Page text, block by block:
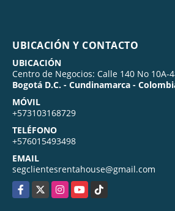
UBICACIÓN Y CONTACTO
UBICACIÓN
Centro de Negocios: Calle 140 No 10A-
Bogotá D.C. - Cundinamarca -
MÓVIL
+573103168729
TELÉFONO
+576015493498
EMAIL
segclientesrentahouse@gmail.com
Facebook
X InstagramYouTubeTikTok